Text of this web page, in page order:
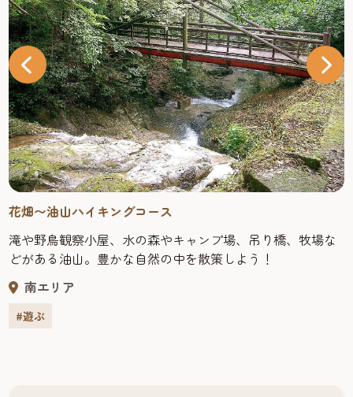
花畑〜油山ハイキングコース
滝や野鳥観察小屋、水の森やキャンプ場、吊り橋、牧場な
どがある油山。豊かな自然の中を散策しよう！
南エリア
#遊ぶ